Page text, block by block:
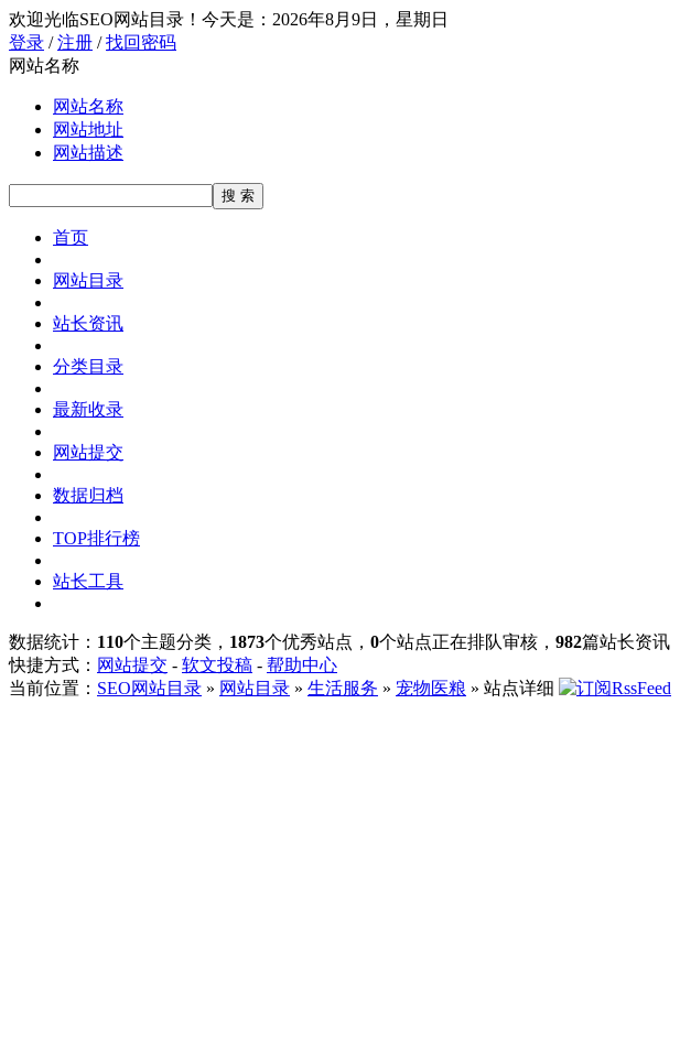
欢迎光临SEO网站目录！ 今天是：2026年8月9日，星期日
登录 /注册 /找回密码
网站名称
网站名称
网站地址
网站描述
首页
网站目录
站长资讯
分类目录
最新收录
网站提交
数据归档
TOP排行榜
站长工具
数据统计： 110个主题分类， 1873个优秀站点， 0个站点正在排队审核， 982篇站长资讯
快捷方式： 网站提交 - 软文投稿 - 帮助中心
当前位置： SEO网站目录 » 网站目录 » 生活服务 » 宠物医粮 » 站点详细